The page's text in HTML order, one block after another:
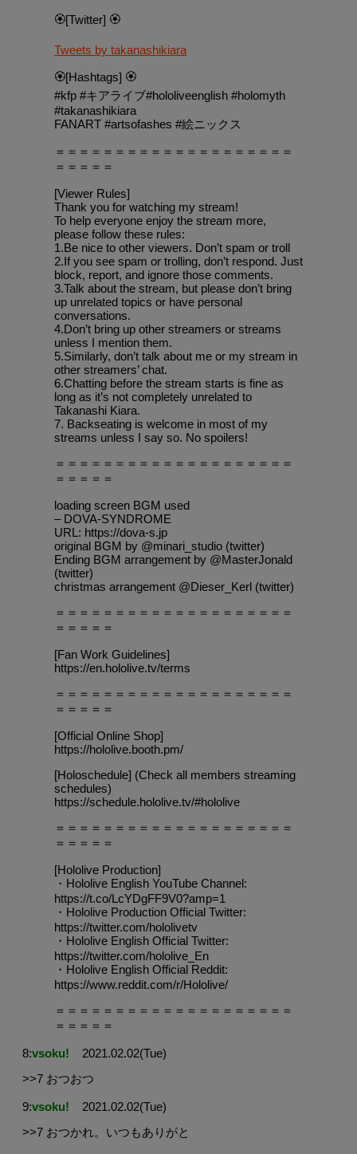
🏵️[Twitter] 🏵️
Tweets by takanashikiara
🏵️[Hashtags] 🏵️
#kfp #キアライブ#hololiveenglish #holomyth
#takanashikiara
FANART #artsofashes #絵ニックス
＝＝＝＝＝＝＝＝＝＝＝＝＝＝＝＝＝＝＝＝
＝＝＝＝＝
[Viewer Rules]
Thank you for watching my stream!
To help everyone enjoy the stream more,
please follow these rules:
1.Be nice to other viewers. Don’t spam or troll
2.If you see spam or trolling, don’t respond. Just
block, report, and ignore those comments.
3.Talk about the stream, but please don’t bring
up unrelated topics or have personal
conversations.
4.Don’t bring up other streamers or streams
unless I mention them.
5.Similarly, don’t talk about me or my stream in
other streamers’ chat.
6.Chatting before the stream starts is fine as
long as it’s not completely unrelated to
Takanashi Kiara.
7. Backseating is welcome in most of my
streams unless I say so. No spoilers!
＝＝＝＝＝＝＝＝＝＝＝＝＝＝＝＝＝＝＝＝
＝＝＝＝＝
loading screen BGM used
– DOVA-SYNDROME
URL: https://dova-s.jp
original BGM by @minari_studio (twitter)
Ending BGM arrangement by @MasterJonald
(twitter)
christmas arrangement @Dieser_Kerl (twitter)
＝＝＝＝＝＝＝＝＝＝＝＝＝＝＝＝＝＝＝＝
＝＝＝＝＝
[Fan Work Guidelines]
https://en.hololive.tv/terms
＝＝＝＝＝＝＝＝＝＝＝＝＝＝＝＝＝＝＝＝
＝＝＝＝＝
[Official Online Shop]
https://hololive.booth.pm/
[Holoschedule] (Check all members streaming
schedules)
https://schedule.hololive.tv/#hololive
＝＝＝＝＝＝＝＝＝＝＝＝＝＝＝＝＝＝＝＝
＝＝＝＝＝
[Hololive Production]
・Hololive English YouTube Channel:
https://t.co/LcYDgFF9V0?amp=1
・Hololive Production Official Twitter:
https://twitter.com/hololivetv
・Hololive English Official Twitter:
https://twitter.com/hololive_En
・Hololive English Official Reddit:
https://www.reddit.com/r/Hololive/
＝＝＝＝＝＝＝＝＝＝＝＝＝＝＝＝＝＝＝＝
＝＝＝＝＝
8:vsoku!
2021.02.02(Tue)
>>7 おつおつ
9:vsoku!
2021.02.02(Tue)
>>7 おつかれ。いつもありがと